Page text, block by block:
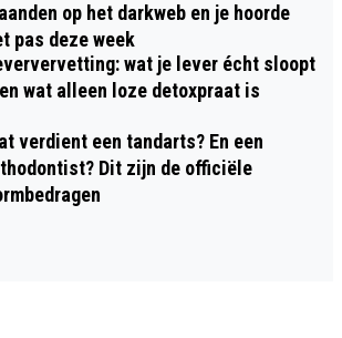
op het darkweb en je hoorde
pas deze week
wat je lever écht sloopt
wat alleen loze detoxpraat is
verdient een tandarts? En een
Dit zijn de officiële